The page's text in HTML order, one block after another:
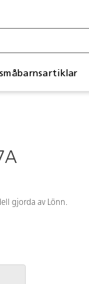
gjorda av Lönn.